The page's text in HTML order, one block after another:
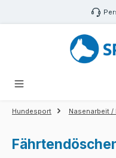
Zum Hauptinhalt springen
Hundesport Nasenarbeit /